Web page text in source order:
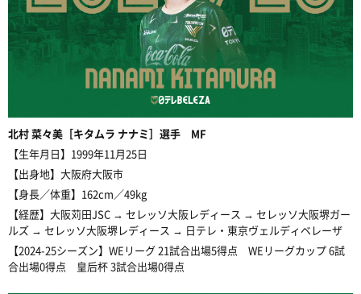
北村菜々美［キタムラ ナナミ］選手 MF
【生年月日】1999年11月25日
【出身地】大阪府大阪市
【身長／体重】162cm／49kg
【経歴】大阪苅田JSC → セレッソ大阪レディース → セレッソ大阪堺ガー
ルズ → セレッソ大阪堺レディース → 日テレ・東京ヴェルディベレーザ
【2024-25シーズン】WEリーグ 21試合出場5得点 WEリーグカップ 6試
合出場0得点 皇后杯 3試合出場0得点